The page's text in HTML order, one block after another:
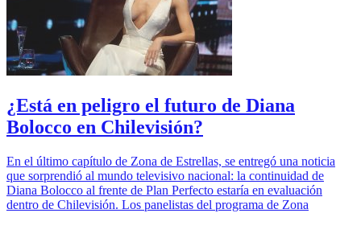
¿Está en peligro el futuro de Diana
Bolocco en Chilevisión?
En el último capítulo de Zona de Estrellas, se entregó una noticia
que sorprendió al mundo televisivo nacional: la continuidad de
Diana Bolocco al frente de Plan Perfecto estaría en evaluación
dentro de Chilevisión. Los panelistas del programa de Zona